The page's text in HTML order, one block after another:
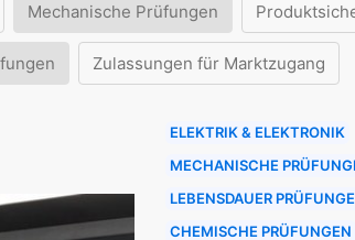
Mechanische Prüfungen
Zulassungen für Marktzugang
ELEKTRIK & ELEKTRONIK
MECHANISCHE
LEBENSDAUER
CHEMISCHE PRÜFUNGEN